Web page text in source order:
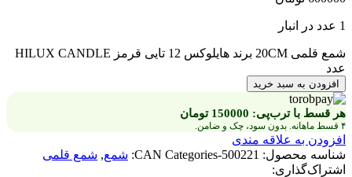
1 عدد در انبار
شمع قلمی 20CM برند هایلوکس 12 تایی قرمز HILUX CANDLE
عدد
افزودن به سبد خرید
هر قسط با ترب‌پی: 150000 تومان
۴ قسط ماهانه. بدون سود، چک و ضامن.
افزودن به علاقه مندی
شناسه محصول: 500221-CAN
Categories: شمع, شمع قلمی
اشتراک‌گذاری: